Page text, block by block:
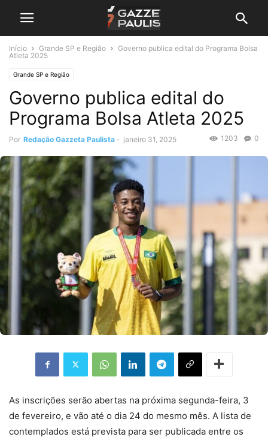
Início Grande SP e Região
Governo publica edital do Programa Bolsa
Atleta 2025
Grande SP e Região
Governo publica edital do
Programa Bolsa Atleta 2025
Por Redação Gazzeta Paulista - janeiro 31, 2025 0
1203
As inscrições serão abertas na próxima segunda-feira, 3
de fevereiro, e vão até o dia 24 do mesmo mês. A lista de
contemplados está prevista para ser publicada entre os